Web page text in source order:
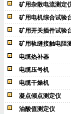
矿用杂散电流测定
矿用电机综合试验
矿用开关插件试验
矿用轨缝接触电阻
电缆热补器
电缆压号机
电缆干燥机
凝点倾点测定仪
油酸值测定仪